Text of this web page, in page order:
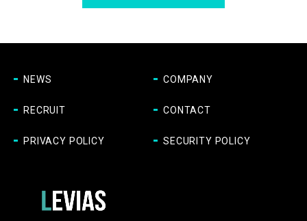
NEWS COMPANY
RECRUIT CONTACT
PRIVACY POLICY SECURITY POLICY